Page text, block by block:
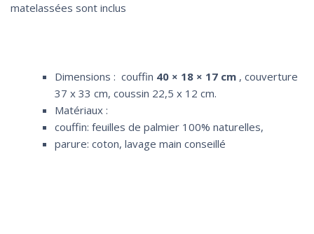
matelassées sont inclus
Dimensions : couffin 40 × 18 × 17 cm, couverture
37 x 33 cm, coussin 22,5 x 12 cm.
Matériaux :
couffin: feuilles de palmier 100% naturelles,
parure: coton, lavage main conseillé